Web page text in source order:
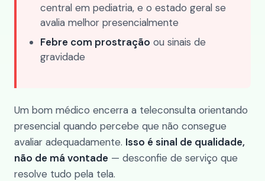
central em pediatria, e o estado geral se
avalia melhor presencialmente
Febre com prostração ou sinais de
gravidade
Um bom médico encerra a teleconsulta orientando
presencial quando percebe que não consegue
avaliar adequadamente. Isso é sinal de qualidade,
não de má vontade — desconfie de serviço que
resolve tudo pela tela.